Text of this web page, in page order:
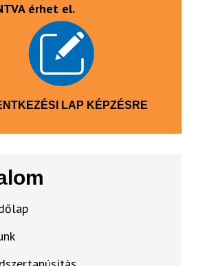
érhet el.
LAP KÉPZÉSRE